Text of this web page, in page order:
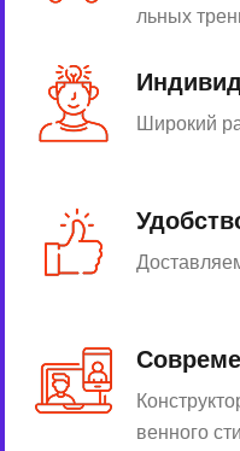
льных
Широкий
венного